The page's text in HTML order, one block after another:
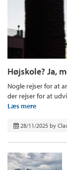
Højskole? Ja,
Nogle rejser for at
der rejser for at
Læs mere
28/11/2025 by